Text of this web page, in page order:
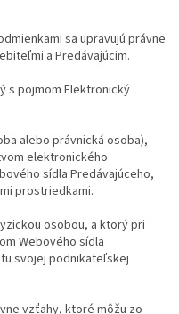
sa upravujú právne
a Predávajúcim.
s pojmom Elektronický
alebo právnická osoba),
elektronického
sídla Predávajúceho,
prostriedkami.
osobou, a ktorý pri
Webového sídla
svojej podnikateľskej
vzťahy, ktoré môžu zo